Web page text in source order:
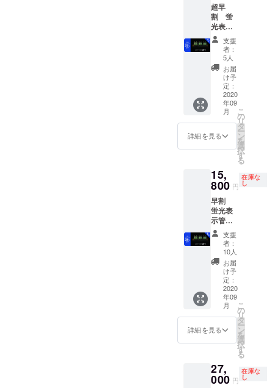
超早
割 蛍
光表示
管置時
計 １個
送料・
消費税
込み 通
常販売
価格
22,000
円より
37%OF
F
支援
者：
5人
お届
け予
定：
2020
年09
月
詳細を見る
こ
の
リ
タ
ー
ン
を
選
択
す
る
15,
800 円
在庫な
し
早割
蛍光表
示管置
時計 1
個 送
料・消
費税込
み 通常
販売価
22,000
円より
28%OF
F
支援
者：
10人
お届
け予
定：
2020
年09
月
詳細を見る
こ
の
リ
タ
ー
ン
を
選
択
す
る
27,
000 円
在庫な
し